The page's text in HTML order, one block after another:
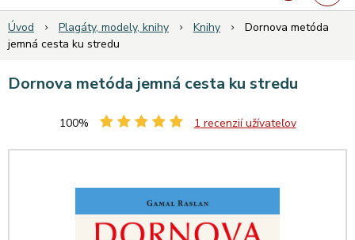
Úvod Plagáty, modely, knihy Knihy
Dornova metóda
jemná cesta ku stredu
Dornova metóda jemná cesta ku stredu
100% 1 recenzií užívateľov